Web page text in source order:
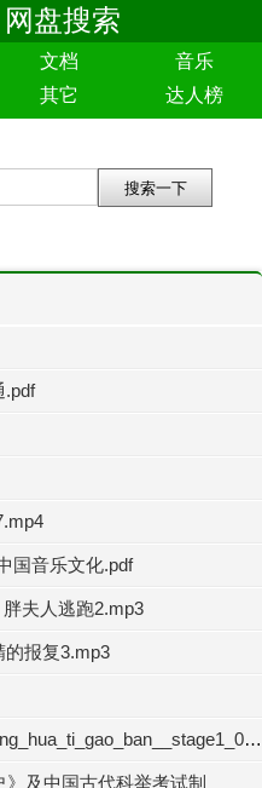
盘搜索
文档
音乐
其它 达人榜
国音乐文化.pdf
夫人逃跑2.mp3
的报复3.mp3
li_sheng_pin_du_gu_shi_hui__qiang_hua_ti_gao_ban__stage1_01.mp3
》及中国古代科举考试制